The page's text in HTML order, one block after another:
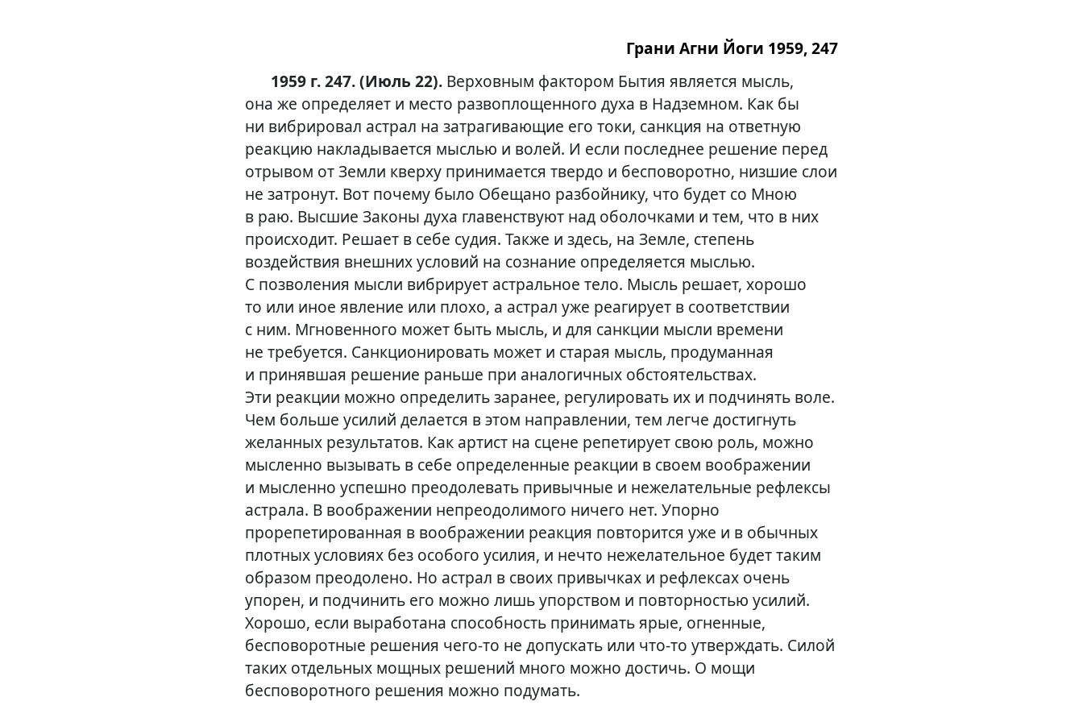
Грани Агни Йоги 1959, 247
1959 г. 247. (Июль 22). Верховным фактором Бытия является мысль,
она же определяет и место развоплощенного духа в Надземном. Как бы
ни вибрировал астрал на затрагивающие его токи, санкция на ответную
реакцию накладывается мыслью и волей. И если последнее решение перед
отрывом от Земли кверху принимается твердо и бесповоротно, низшие слои
не затронут. Вот почему было Обещано разбойнику, что будет со Мною
в раю. Высшие Законы духа главенствуют над оболочками и тем, что в них
происходит. Решает в себе судия. Также и здесь, на Земле, степень
воздействия внешних условий на сознание определяется мыслью.
С позволения мысли вибрирует астральное тело. Мысль решает, хорошо
то или иное явление или плохо, а астрал уже реагирует в соответствии
с ним. Мгновенного может быть мысль, и для санкции мысли времени
не требуется. Санкционировать может и старая мысль, продуманная
и принявшая решение раньше при аналогичных обстоятельствах.
Эти реакции можно определить заранее, регулировать их и подчинять воле.
Чем больше усилий делается в этом направлении, тем легче достигнуть
желанных результатов. Как артист на сцене репетирует свою роль, можно
мысленно вызывать в себе определенные реакции в своем воображении
и мысленно успешно преодолевать привычные и нежелательные рефлексы
астрала. В воображении непреодолимого ничего нет. Упорно
прорепетированная в воображении реакция повторится уже и в обычных
плотных условиях без особого усилия, и нечто нежелательное будет таким
образом преодолено. Но астрал в своих привычках и рефлексах очень
упорен, и подчинить его можно лишь упорством и повторностью усилий.
Хорошо, если выработана способность принимать ярые, огненные,
бесповоротные решения чего-то не допускать или что-то утверждать. Силой
таких отдельных мощных решений много можно достичь. О мощи
бесповоротного решения можно подумать.